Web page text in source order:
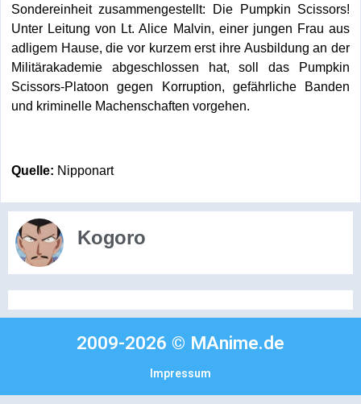
Sondereinheit zusammengestellt: Die Pumpkin Scissors!
Unter Leitung von Lt. Alice Malvin, einer jungen Frau aus
adligem Hause, die vor kurzem erst ihre Ausbildung an der
Militärakademie abgeschlossen hat, soll das Pumpkin
Scissors-Platoon gegen Korruption, gefährliche Banden
und kriminelle Machenschaften vorgehen.
Quelle: Nipponart
Kogoro
2009-2026 © MAnime.de
Impressum